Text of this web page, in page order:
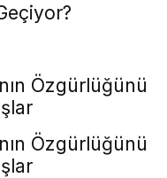
Özgürlüğünü
Özgürlüğünü